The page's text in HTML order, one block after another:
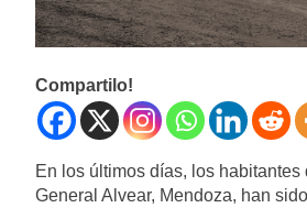
Compartilo!
En los últimos días, los habitantes
General Alvear, Mendoza, han